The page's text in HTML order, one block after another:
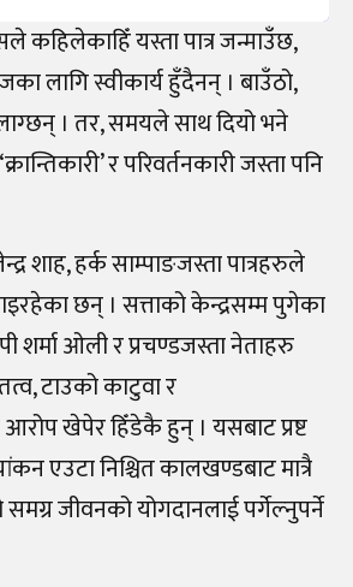
कहिलेकाहिँ यस्ता पात्र जन्माउँछ,
लागि स्वीकार्य हुँदैनन् । बाउँठो,
लाग्छन् । तर, समयले साथ दियो भने
र परिवर्तनकारी जस्ता पनि
शाह, हर्क साम्पाङजस्ता पात्रहरुले
छन् । सत्ताको केन्द्रसम्म पुगेका
शर्मा ओली र प्रचण्डजस्ता नेताहरु
टाउको काटुवा र
खेपेर हिँडेकै हुन् । यसबाट प्रष्ट
एउटा निश्चित कालखण्डबाट मात्रै
जीवनको योगदानलाई पर्गेल्नुपर्ने